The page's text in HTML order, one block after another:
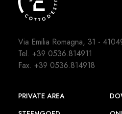
Via Emilia Romagna, 31 -
Tel.+39 0536.814911
Fax. +39 0536.814918
PRIVATE AREA